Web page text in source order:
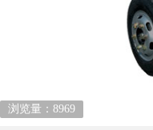
浏览量：8969